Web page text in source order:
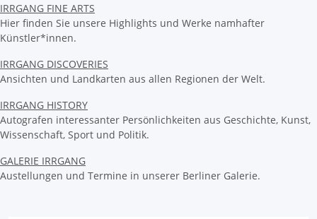
IRRGANG FINE ARTS
Hier finden Sie unsere Highlights und Werke namhafter
Künstler*innen.
IRRGANG DISCOVERIES
Ansichten und Landkarten aus allen Regionen der Welt.
IRRGANG HISTORY
Autografen interessanter Persönlichkeiten aus Geschichte, Kunst,
Wissenschaft, Sport und Politik.
GALERIE IRRGANG
Austellungen und Termine in unserer Berliner Galerie.